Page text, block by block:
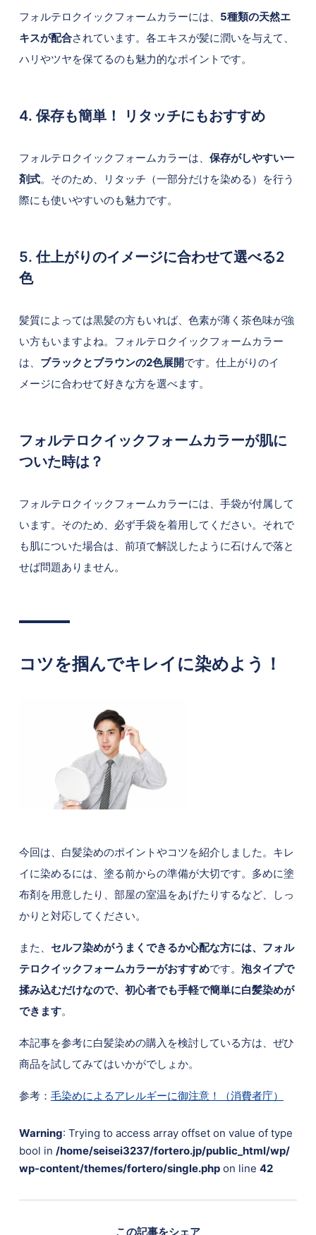
フォルテロクイックフォームカラーには、 5種類の天然エ
キスが配合されています。各エキスが髪に潤いを与えて、
ハリやツヤを保てるのも魅力的なポイントです。
4. 保存も簡単！ リタッチにもおすすめ
フォルテロクイックフォームカラーは、 保存がしやすい一
剤式。そのため、リタッチ（一部分だけを染める）を行う
際にも使いやすいのも魅力です。
5. 仕上がりのイメージに合わせて選べる2
色
髪質によっては黒髪の方もいれば、色素が薄く茶色味が強
い方もいますよね。フォルテロクイックフォームカラー
は、 ブラックとブラウンの2色展開です。仕上がりのイ
メージに合わせて好きな方を選べます。
フォルテロクイックフォームカラーが肌に
ついた時は？
フォルテロクイックフォームカラーには、手袋が付属して
います。そのため、必ず手袋を着用してください。それで
も肌についた場合は、前項で解説したように石けんで落と
せば問題ありません。
コツを掴んでキレイに染めよう！
今回は、白髪染めのポイントやコツを紹介しました。キレ
イに染めるには、塗る前からの準備が大切です。多めに塗
布剤を用意したり、部屋の室温をあげたりするなど、しっ
かりと対応してください。
また、 セルフ染めがうまくできるか心配な方には、フォル
テロクイックフォームカラーがおすすめです。 泡タイプで
揉み込むだけなので、初心者でも手軽で簡単に白髪染めが
できます。
本記事を参考に白髪染めの購入を検討している方は、ぜひ
商品を試してみてはいかがでしょか。
参考： 毛染めによるアレルギーに御注意！（消費者庁）
Warning: Trying to access array offset on value of type
bool in /home/seisei3237/fortero.jp/public_html/wp/
wp-content/themes/fortero/single.phpon line 42
この記事をシェア